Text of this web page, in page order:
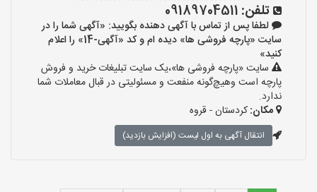
تلفن: 09189704511
لطفا پس از تماس با آگهی دهنده بگویید: «آگهی شما را در
سایت «پارچه فروشی ها» دیده ام و کد «آگهی-14» را اعلام
کنید»
سایت «پارچه فروشی ها»،یک سایت تبلیغات خرید و فروش
پارچه است وهیچ‌گونه منفعت و مسئولیتی در قبال معاملات شما
ندارد.
مکان:کردستان - قروه
انتقال آگهی به اول لیست (افزایش بازدید)